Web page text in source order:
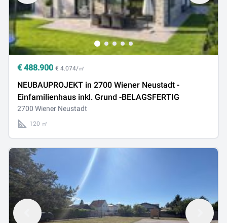
€ 488.900 € 4.074/㎡
NEUBAUPROJEKT in 2700 Wiener Neustadt -
Einfamilienhaus inkl. Grund -BELAGSFERTIG
2700 Wiener Neustadt
120 ㎡